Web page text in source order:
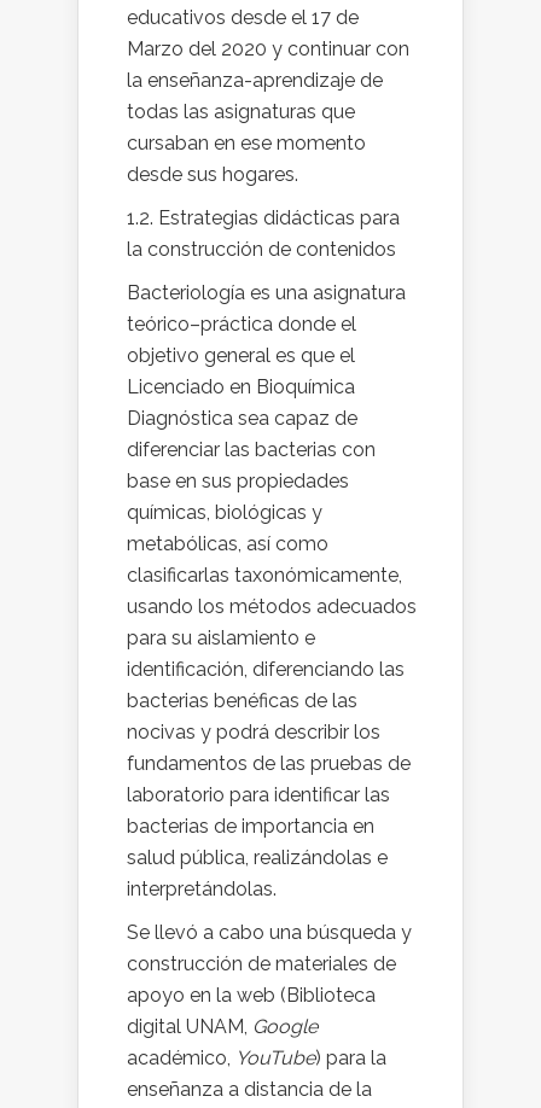
educativos desde el 17 de
Marzo del 2020 y continuar con
la enseñanza-aprendizaje de
todas las asignaturas que
cursaban en ese momento
desde sus hogares.
1.2. Estrategias didácticas para
la construcción de contenidos
Bacteriología es una asignatura
teórico–práctica donde el
objetivo general es que el
Licenciado en Bioquímica
Diagnóstica sea capaz de
diferenciar las bacterias con
base en sus propiedades
químicas, biológicas y
metabólicas, así como
clasificarlas taxonómicamente,
usando los métodos adecuados
para su aislamiento e
identificación, diferenciando las
bacterias benéficas de las
nocivas y podrá describir los
fundamentos de las pruebas de
laboratorio para identificar las
bacterias de importancia en
salud pública, realizándolas e
interpretándolas.
Se llevó a cabo una búsqueda y
construcción de materiales de
apoyo en la web (Biblioteca
digital UNAM, Google
académico, YouTube) para la
enseñanza a distancia de la